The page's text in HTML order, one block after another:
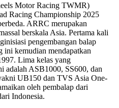
Motor Racing TWMR)
Racing Championship 2025
ARRC merupakan
berskala Asia. Pertama kali
pengembangan balap
ini kemudian mendapatkan
Lima kelas yang
adalah ASB1000, SS600, dan
UB150 dan TVS Asia One-
oleh pembalap dari
Indonesia.